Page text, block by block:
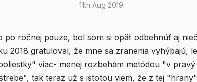
11th Aug 2019
po ročnej pauze, bol som si opäť odbehnúť aj
2018 gratuloval, že mne sa zranenia vyhýbajú,
viac- menej rozbehám metódou "v
istotou viem, že z tej "hrany" sa (od istého veku?)